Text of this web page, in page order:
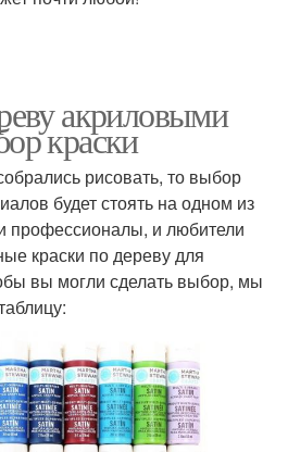
акриловыми
краски
рисовать, то выбор
будет стоять на одном из
профессионалы, и любители
краски по дереву для
вы могли сделать выбор, мы